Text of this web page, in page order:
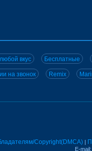
вкус Бесплатные
на звонок Remix
Copyright(DMCA) |
E-mail: